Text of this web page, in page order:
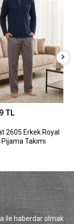
TL
2605 Erkek Royal
Takımı
ile haberdar olmak